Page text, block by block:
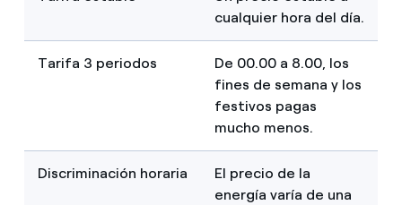
cualquier hora del día.
Tarifa 3 periodos
De 00.00 a 8.00, los
fines de semana y los
festivos pagas
mucho menos.
Discriminación horaria
El precio de la
energía varía de una